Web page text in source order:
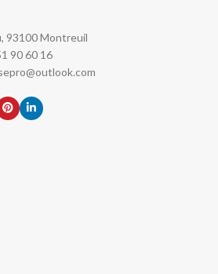
93100 Montreuil
90 60 16